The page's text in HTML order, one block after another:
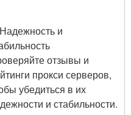
и
отзывы и
прокси серверов,
убедиться в их
и стабильности.